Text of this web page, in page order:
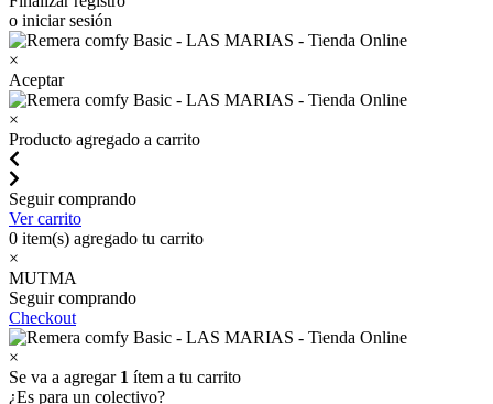
o iniciar sesión
×
Aceptar
×
Producto agregado a carrito
Seguir comprando
Ver carrito
0 item(s) agregado tu carrito
×
MUTMA
Seguir comprando
Checkout
×
Se va a agregar 1 ítem a tu carrito
¿Es para un colectivo?